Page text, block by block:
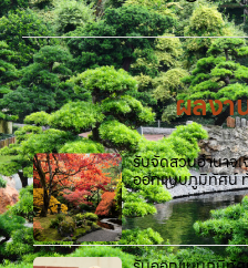
ผลงา
รับจัดสวนอำนาจ
ออกแบบภูมิทัศน์